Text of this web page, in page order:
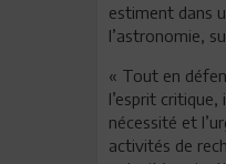
estiment dans
l’astronomie,
« Tout en
l’esprit
nécessité et
activités de